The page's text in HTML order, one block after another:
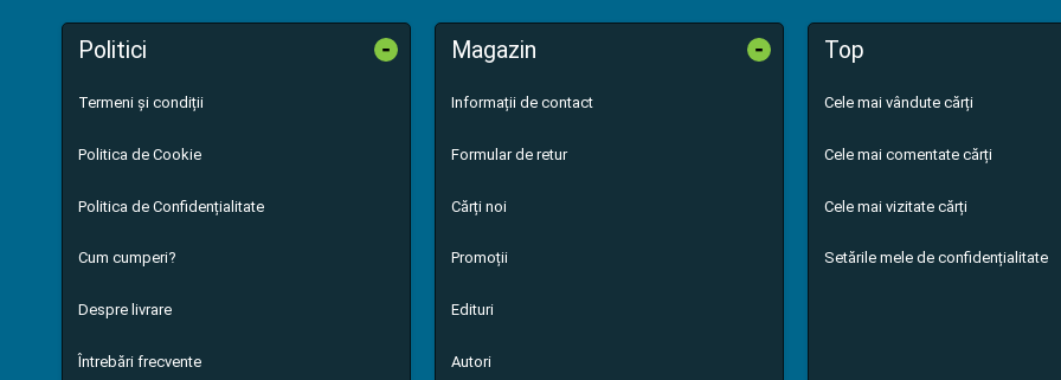
Politici -
Termeni și condiții
Politica de Cookie
Politica de Confidențialitate
Cum cumperi?
Despre livrare
Întrebări frecvente
Magazin -
Informații de contact
Formular de retur
Cărți noi
Promoții
Edituri
Autori
Top
Cele mai vândute cărți
Cele mai comentate cărți
Cele mai vizitate cărți
Setările mele de confidențialitate